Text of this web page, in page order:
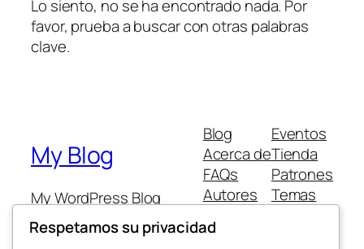
Lo siento, no se ha encontrado nada. Por
favor, prueba a buscar con otras palabras
clave.
My Blog
My WordPress Blog
Blog
Acerca de
FAQs
Autores
Eventos
Tienda
Patrones
Temas
Respetamos su privacidad